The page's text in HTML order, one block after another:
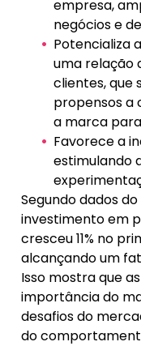
empresa,
negócios e
Potencializa
uma relação
clientes, que
propensos a
a marca
Favorece a
estimulando
Segundo dados
investimento em
cresceu 11% no
alcançando um
Isso mostra que
importância do
desafios do
do